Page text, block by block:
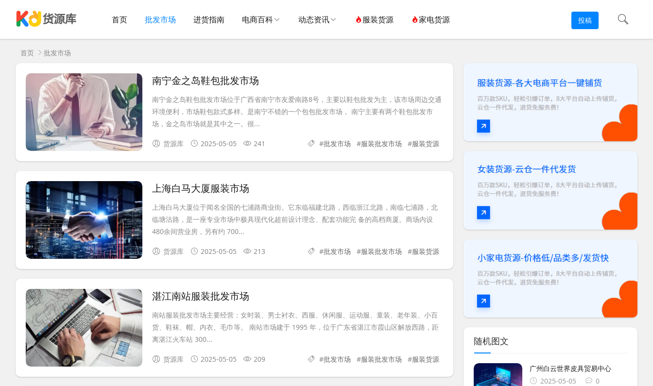
首页 批发市场 进货指南 电商百科 动态资讯 服装货源 家电货源 投稿
首页 批发市场
南宁金之岛鞋包批发市场
南宁金之岛鞋包批发市场位于广西省南宁市友爱南路8号，主要以鞋包批发为主，该市场周边交通
环境便利，市场鞋包款式多样。是南宁不错的一个包包批发市场， 南宁主要有两个鞋包批发市
场，金之岛市场就是其中之一。很...
货源库 2025-05-05 241 #批发市场 #服装批发市场 #服装货源
上海白马大厦服装市场
上海白马大厦位于闻名全国的七浦路商业街。它东临福建北路，西临浙江北路，南临七浦路，北
临塘沽路，是一座专业市场中极具现代化超前设计理念、配套功能完 备的高档商厦。商场内设
480余间营业房，另有约 700...
货源库 2025-05-05 213 #批发市场 #服装批发市场 #服装货源
湛江南站服装批发市场
南站服装批发市场主要经营：女时装、男士衬衣、西服、休闲服、运动服、童装、老年装、小百
货、鞋袜、帽、内衣、毛巾等。 南站市场建于 1995 年，位于广东省湛江市霞山区解放西路，距
离湛江火车站 300...
货源库 2025-05-05 209 #批发市场 #服装批发市场 #服装货源
随机图文
广州白云世界皮具贸易中心
2025-05-05
0